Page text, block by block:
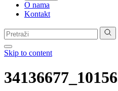
O nama
Kontakt
Pretraga:
Skip to content